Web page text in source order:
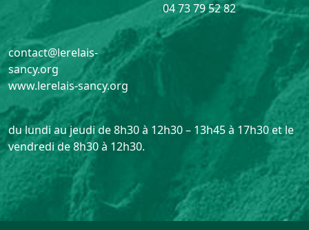
04 73 79 52 82
contact@lerelais-
sancy.org
www.lerelais-sancy.org
du lundi au jeudi de 8h30 à 12h30 – 13h45 à 17h30 et le
vendredi de 8h30 à 12h30.